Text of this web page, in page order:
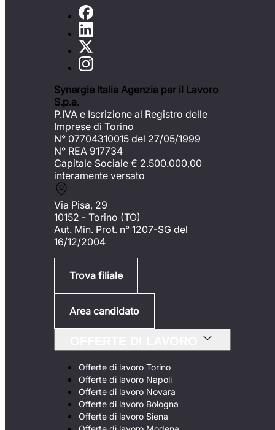
Synergie Italia Agenzia per il Lavoro
S.p.a.
P.IVA e Iscrizione al Registro delle
Imprese di Torino
N° 07704310015 del 27/05/1999
N° REA 917734
Capitale Sociale € 2.500.000,00
interamente versato
Via Pisa, 29
10152 - Torino (TO)
Aut. Min. Prot. n° 1207-SG del
16/12/2004
Trova filiale
Area candidato
Offerte di lavoro Torino
Offerte di lavoro Napoli
Offerte di lavoro Novara
Offerte di lavoro Bologna
Offerte di lavoro Siena